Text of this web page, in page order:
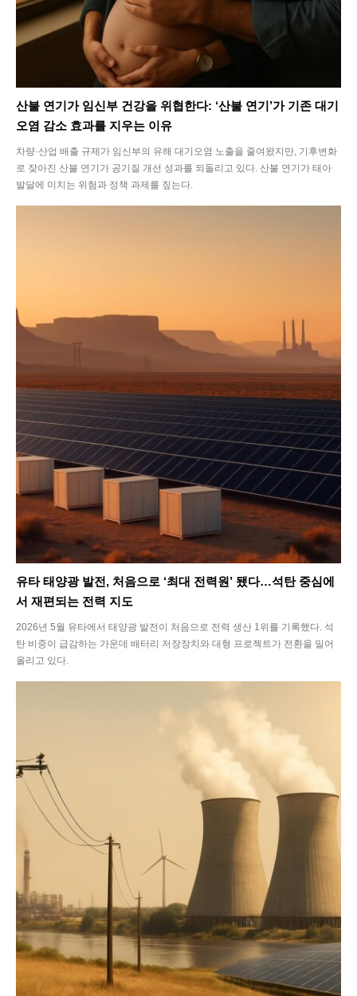
Climate
Energy
Health
Life
Interview
산불 연기가 임신부 건강을 위협한다: ‘산불 연기’가 기존 대기
오염 감소 효과를 지우는 이유
차량·산업 배출 규제가 임신부의 유해 대기오염 노출을 줄여왔지만, 기후변화
로 잦아진 산불 연기가 공기질 개선 성과를 되돌리고 있다. 산불 연기가 태아
발달에 미치는 위험과 정책 과제를 짚는다.
유타 태양광 발전, 처음으로 ‘최대 전력원’ 됐다…석탄 중심에
서 재편되는 전력 지도
2026년 5월 유타에서 태양광 발전이 처음으로 전력 생산 1위를 기록했다. 석
탄 비중이 급감하는 가운데 배터리 저장장치와 대형 프로젝트가 전환을 밀어
올리고 있다.